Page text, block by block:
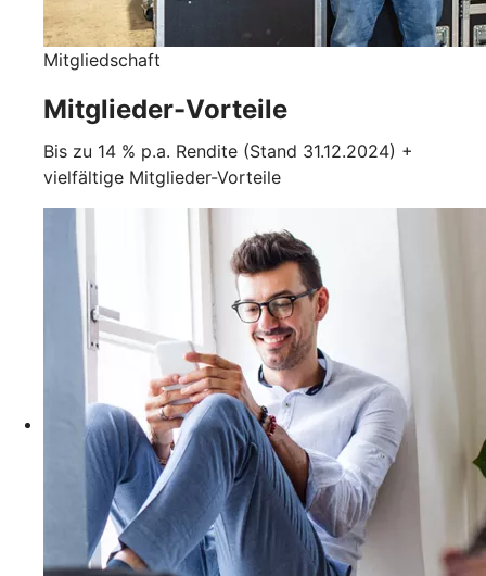
Mitgliedschaft
Mitglieder-Vorteile
Bis zu 14 % p.a. Rendite (Stand 31.12.2024) +
vielfältige Mitglieder-Vorteile